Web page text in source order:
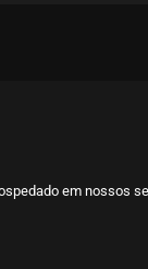
em nossos